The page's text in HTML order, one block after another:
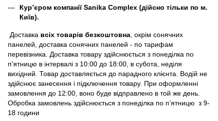
Кур’єром компанії Sanika Complex (дійсно тільки по м.
Київ).
Доставка всіх товарів безкоштовна , окрім сонячних
панелей, доставка сонячних панелей - по тарифам
перевізника. Доставка товару здійснюється з понеділка по
п'ятницю в інтервалі з 10:00 до 18:00, в субота, неділя
вихідний. Товар доставляється до парадного клієнта. Водій не
здійснює занесення і підключення товару. При оформленні
замовлення до 12:00, воно буде відправлено в той же день.
Обробка замовлень здійснюється з понеділка по п’ятницю з 9-
18 години